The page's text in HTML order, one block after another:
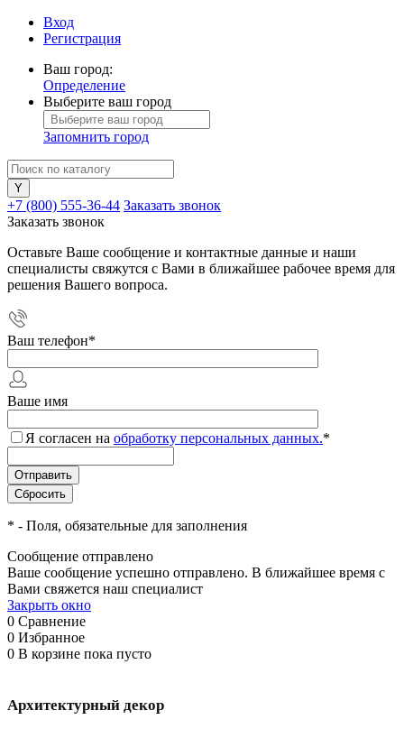
Вход
Регистрация
Ваш город:
Определение
Выберите ваш город
Запомнить город
+7 (800) 555-36-44 Заказать звонок
Заказать звонок
Оставьте Ваше сообщение и контактные данные и наши
специалисты свяжутся с Вами в ближайшее рабочее время для
решения Вашего вопроса.
Ваш телефон*
Ваше имя
Я согласен на обработку персональных данных.*
* - Поля, обязательные для заполнения
Сообщение отправлено
Ваше сообщение успешно отправлено. В ближайшее время с
Вами свяжется наш специалист
Закрыть окно
0 Сравнение
0 Избранное
0 В корзине пока пусто
Архитектурный декор